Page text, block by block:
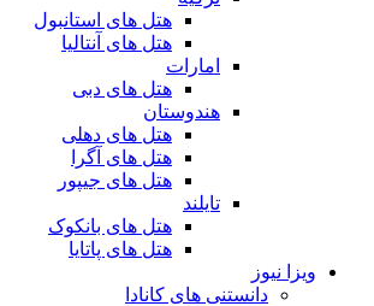
هتل های استانبول
هتل های آنتالیا
امارات
هتل های دبی
هندوستان
هتل های دهلی
هتل های آگرا
هتل های جیپور
تایلند
هتل های بانکوک
هتل های پاتایا
ویزا نیوز
دانستنی های کانادا